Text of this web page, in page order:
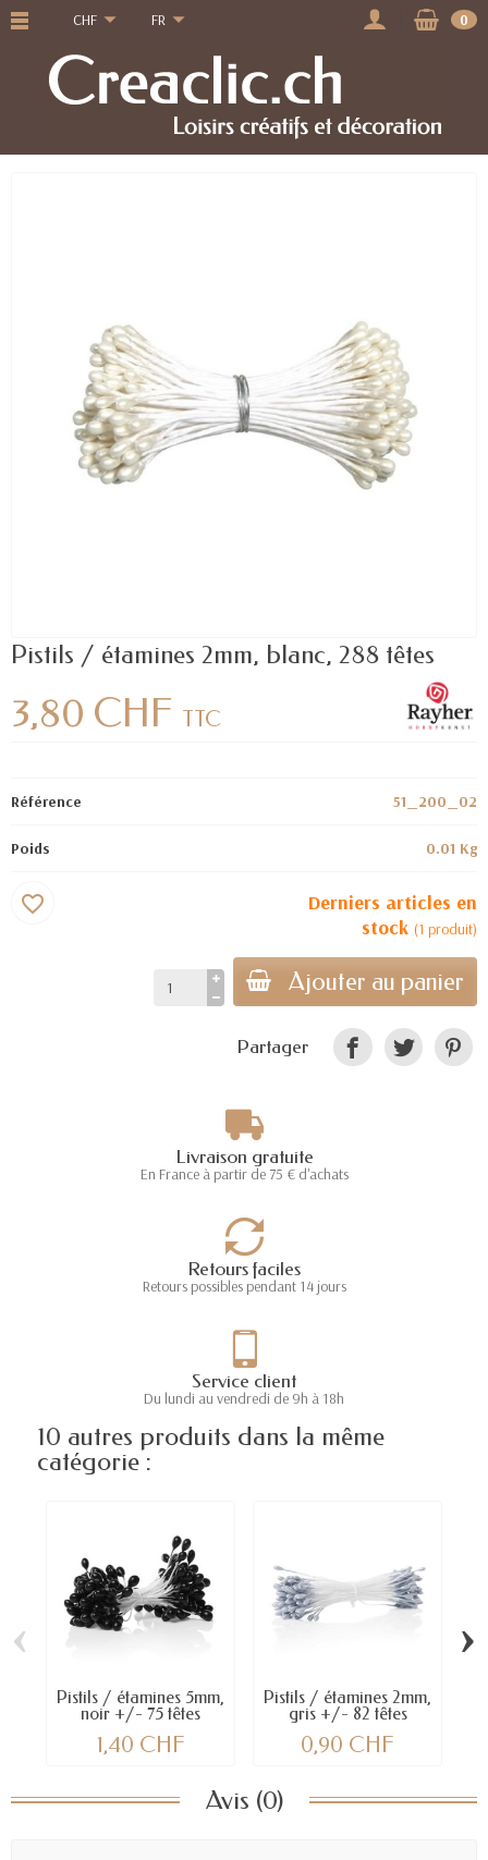
CHF FR 0
Pistils / étamines 2mm, blanc, 288 têtes
3,80 CHF TTC
Référence 51_200_02
Poids 0.01 Kg
Derniers articles en
stock (1 produit)
Ajouter au panier
favorite_border
Partager
Livraison gratuite
En France à partir de 75 € d'achats
Retours faciles
Retours possibles pendant 14 jours
Service client
Du lundi au vendredi de 9h à 18h
10 autres produits dans la même
catégorie :
Pistils / étamines 5mm,
noir +/- 75 têtes
1,40 CHF
Pistils / étamines 2mm,
gris +/- 82 têtes
0,90 CHF
‹ ›
Avis (0)